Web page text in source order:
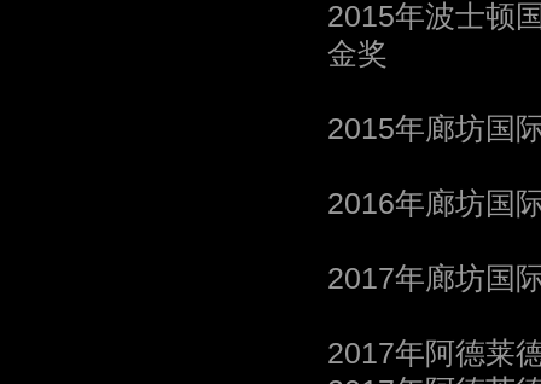
2015年波士顿
金奖
2015年廊坊国
2016年廊坊国
2017年廊坊国
2017年阿德莱